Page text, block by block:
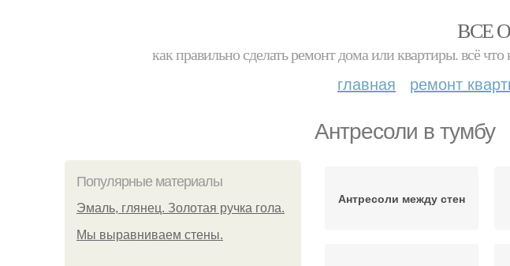
ВСЕ
как правильно сделать ремонт дома или квартиры. всё
главная ремонт
Антресоли в тумбу
Популярные материалы
Эмаль, глянец. Золотая ручка гола.
Мы выравниваем стены.
Антресоли между стен